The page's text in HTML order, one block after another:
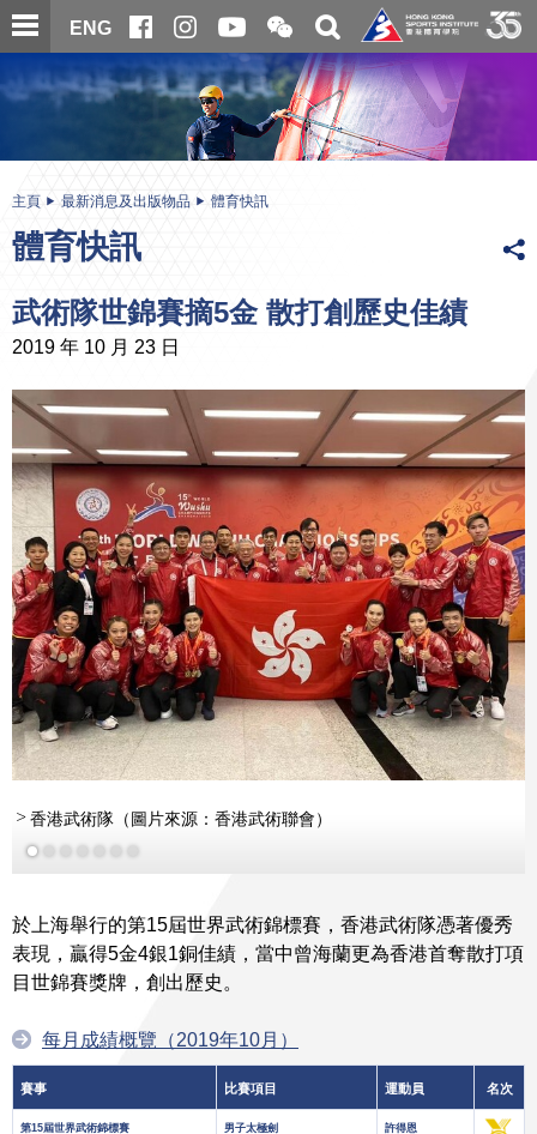
跳
至
內
ENG
開
合
微
信
二
維
碼
關
搜
尋
内
主頁 最新消息及出版物品 體育快訊
體育快訊
武術隊世錦賽摘5金 散打創歷史佳績
2019 年 10 月 23 日
香港武術隊（圖片來源：香港武術聯會）
於上海舉行的第15屆世界武術錦標賽，香港武術隊憑著優秀
表現，贏得5金4銀1銅佳績，當中曾海蘭更為香港首奪散打項
目世錦賽獎牌，創出歷史。
每月成績概覽（2019年10月）
賽事 比賽項目 運動員 名次
第15屆世界武術錦標賽
男子太極劍 許得恩